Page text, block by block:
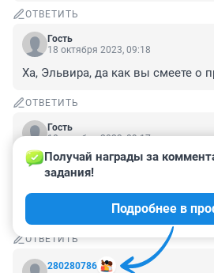
ОТВЕТИТЬ
Гость
18 октября 2023, 09:18
Ха, Эльвира, да как вы смеете о
ОТВЕТИТЬ
Гость
18 октября 2023, 09:17
На 1000-рублëвой купюре был
Всё логично. Слабая защита? Так
проще, чем разработать никому
и всё-равно усиливать защиту.
ОТВЕТИТЬ
280280786
Получай награды за
задания!
Подробнее в